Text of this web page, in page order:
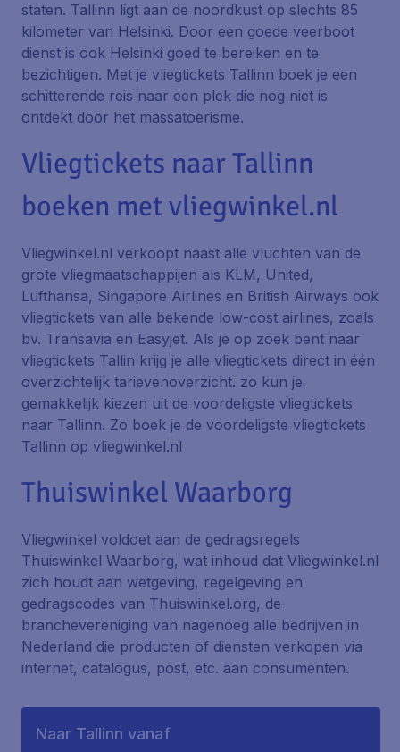
staten. Tallinn ligt aan de noordkust op slechts 85
kilometer van Helsinki. Door een goede veerboot
dienst is ook Helsinki goed te bereiken en te
bezichtigen. Met je vliegtickets Tallinn boek je een
schitterende reis naar een plek die nog niet is
ontdekt door het massatoerisme.
Vliegtickets naar Tallinn
boeken met vliegwinkel.nl
Vliegwinkel.nl verkoopt naast alle vluchten van de
grote vliegmaatschappijen als KLM, United,
Lufthansa, Singapore Airlines en British Airways ook
vliegtickets van alle bekende low-cost airlines, zoals
bv. Transavia en Easyjet. Als je op zoek bent naar
vliegtickets Tallin krijg je alle vliegtickets direct in één
overzichtelijk tarievenoverzicht. zo kun je
gemakkelijk kiezen uit de voordeligste vliegtickets
naar Tallinn. Zo boek je de voordeligste vliegtickets
Tallinn op vliegwinkel.nl
Thuiswinkel Waarborg
Vliegwinkel voldoet aan de gedragsregels
Thuiswinkel Waarborg, wat inhoud dat Vliegwinkel.nl
zich houdt aan wetgeving, regelgeving en
gedragscodes van Thuiswinkel.org, de
branchevereniging van nagenoeg alle bedrijven in
Nederland die producten of diensten verkopen via
internet, catalogus, post, etc. aan consumenten.
Naar Tallinn vanaf